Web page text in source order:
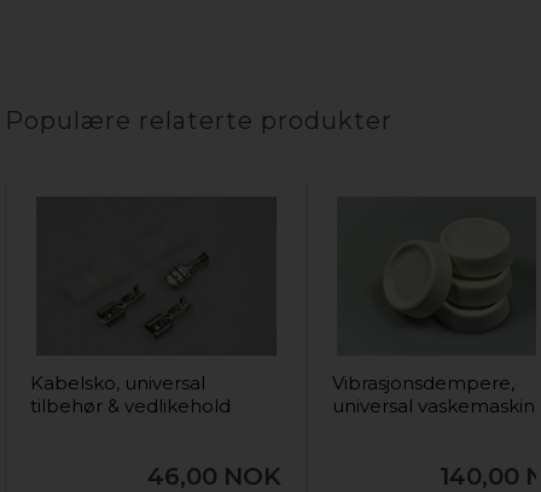
Populære relaterte produkter
Kabelsko, universal
tilbehør & vedlikehold
46,00 NOK
Vibrasjonsdempere,
universal vaskemaskin
140,00